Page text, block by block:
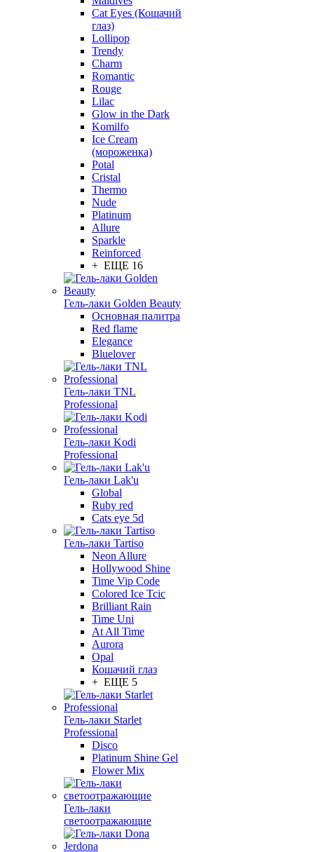
Cat Eyes (Кошачий
глаз)
Lollipop
Trendy
Charm
Romantic
Rouge
Lilac
Glow in the Dark
Komilfo
Ice Cream
(мороженка)
Potal
Cristal
Thermo
Nude
Platinum
Allure
Sparkle
Reinforced
+ ЕЩЕ 16
Гель-лаки Golden Beauty
Основная палитра
Red flame
Elegance
Bluelover
Гель-лаки TNL
Professional
Гель-лаки Kodi
Professional
Гель-лаки Lak'u
Global
Ruby red
Cats eye 5d
Гель-лаки Tartiso
Neon Allure
Hollywood Shine
Time Vip Code
Colored Ice Tcic
Brilliant Rain
Time Uni
At All Time
Aurora
Opal
Кошачий глаз
+ ЕЩЕ 5
Гель-лаки Starlet
Professional
Disco
Platinum Shine Gel
Flower Mix
Гель-лаки
светоотражающие